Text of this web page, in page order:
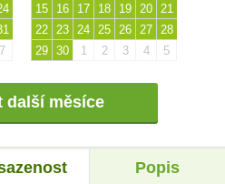
7
15
16 17 18 19 20
21
22
23 24 25 26 27
28
29 30 1 2 3 4 5
další měsíce
Popis